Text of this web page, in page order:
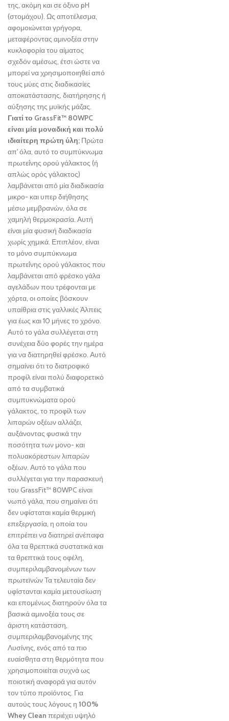
της, ακόμη και σε όξινο pH
(στομάχου). Ως αποτέλεσμα,
αφομοιώνεται γρήγορα,
μεταφέροντας αμινοξέα στην
κυκλοφορία του αίματος
σχεδόν αμέσως, έτσι ώστε να
μπορεί να χρησιμοποιηθεί από
τους μύες στις διαδικασίες
αποκατάστασης, διατήρησης ή
αύξησης της μυϊκής μάζας.
Γιατί το GrassFit™ 80WPC
είναι μία μοναδική και πολύ
ιδιαίτερη πρώτη ύλη; Πρώτα
απ' όλα, αυτό το συμπύκνωμα
πρωτεΐνης ορού γάλακτος (ή
απλώς ορός γάλακτος)
λαμβάνεται από μία διαδικασία
μικρο- και υπερ διήθησης
μέσω μεμβρανών, όλα σε
χαμηλή θερμοκρασία. Αυτή
είναι μία φυσική διαδικασία
χωρίς χημικά. Επιπλέον, είναι
το μόνο συμπύκνωμα
πρωτεΐνης ορού γάλακτος που
λαμβάνεται από φρέσκο ​​γάλα
αγελάδων που τρέφονται με
χόρτα, οι οποίες βόσκουν
υπαίθρια στις γαλλικές Άλπεις
για έως και 10 μήνες το χρόνο.
Αυτό το γάλα συλλέγεται στη
συνέχεια δύο φορές την ημέρα
για να διατηρηθεί φρέσκο. Αυτό
σημαίνει ότι το διατροφικό
προφίλ είναι πολύ διαφορετικό
από τα συμβατικά
συμπυκνώματα ορού
γάλακτος, το προφίλ των
λιπαρών οξέων αλλάζει,
αυξάνοντας φυσικά την
ποσότητα των μονο- και
πολυακόρεστων λιπαρών
οξέων. Αυτό το γάλα που
συλλέγεται για την παρασκευή
του GrassFit™ 80WPC είναι
νωπό γάλα, που σημαίνει ότι
δεν υφίσταται καμία θερμική
επεξεργασία, η οποία του
επιτρέπει να διατηρεί ανέπαφα
όλα τα θρεπτικά συστατικά και
τα θρεπτικά τους οφέλη,
συμπεριλαμβανομένων των
πρωτεϊνών Τα τελευταία δεν
υφίστανται καμία μετουσίωση
και επομένως διατηρούν όλα τα
βασικά αμινοξέα τους σε
άριστη κατάσταση,
συμπεριλαμβανομένης της
Λυσίνης, ενός από τα πιο
ευαίσθητα στη θερμότητα που
χρησιμοποιείται συχνά ως
ποιοτική αναφορά για αυτόν
τον τύπο προϊόντος. Για
αυτούς τους λόγους η 100%
Whey Clean περιέχει υψηλό